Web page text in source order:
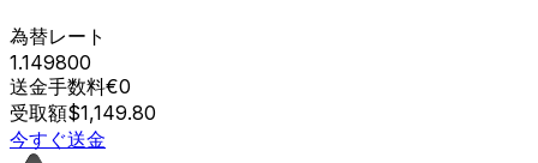
為替レート
1.149800
送金手数料€0
受取額$1,149.80
今すぐ送金